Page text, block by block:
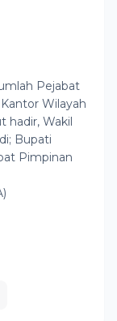
Pejabat
Wilayah
hadir, Wakil
Bupati
Pimpinan